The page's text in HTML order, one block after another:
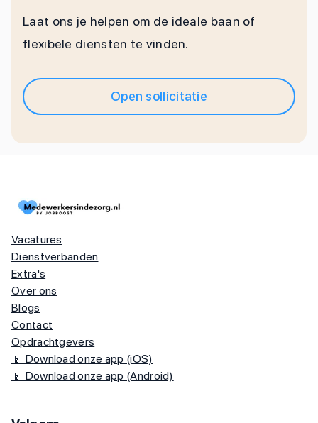
Laat ons je helpen om de ideale baan of
flexibele diensten te vinden.
Open sollicitatie
Vacatures
Dienstverbanden
Extra's
Over ons
Blogs
Contact
Opdrachtgevers
📱 Download onze app (iOS)
📱 Download onze app (Android)